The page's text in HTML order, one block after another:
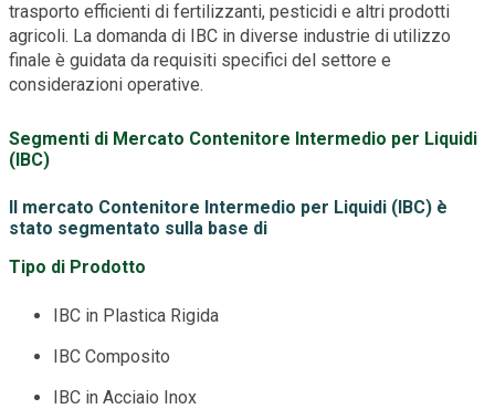
trasporto efficienti di fertilizzanti, pesticidi e altri prodotti
agricoli. La domanda di IBC in diverse industrie di utilizzo
finale è guidata da requisiti specifici del settore e
considerazioni operative.
Segmenti di Mercato Contenitore Intermedio per Liquidi
(IBC)
Il mercato Contenitore Intermedio per Liquidi (IBC) è
stato segmentato sulla base di
Tipo di Prodotto
IBC in Plastica Rigida
IBC Composito
IBC in Acciaio Inox